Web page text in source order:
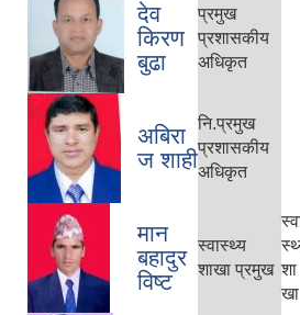
देव
किरण
बुढा
प्रमुख
प्रशासकीय
अधिकृत
अबिरा
ज शाही
नि‍.प्रमुख
प्रशासकीय
अधिकृत
मान
बहादुर
विष्ट
स्वास्थ्य
शाखा प्रमुख शा
खा